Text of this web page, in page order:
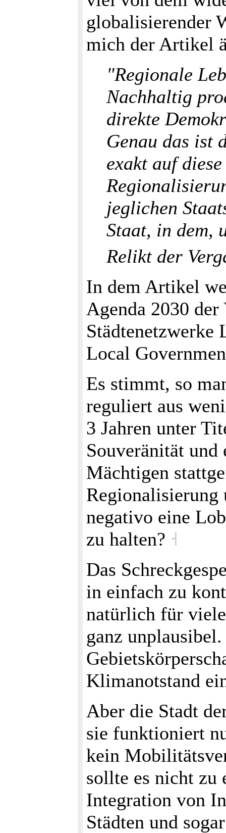
globalisierender
mich der Artikel
"Regionale
Nachhaltig
direkte
Genau das ist
exakt auf
jeglichen
Staat, in dem,
Relikt der
In dem Artikel
Agenda 2030
Local
Es stimmt, so
reguliert aus
3 Jahren unter
Souveränität und
Mächtigen
Regionalisierung
negativo eine
zu halten? ˧
Das
in einfach zu
natürlich für
ganz
Klimanotstand
Aber die Stadt
sie funktioniert
kein
sollte es nicht zu
Integration von
Städten und